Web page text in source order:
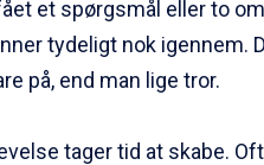
et spørgsmål eller to
tydeligt nok igennem.
på, end man lige tror.
tager tid at skabe.